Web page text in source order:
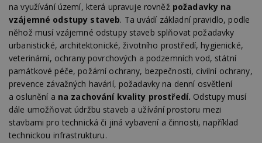
na využívání území, která upravuje rovněž požadavky na
vzájemné odstupy staveb. Ta uvádí základní pravidlo, podle
něhož musí vzájemné odstupy staveb splňovat požadavky
urbanistické, architektonické, životního prostředí, hygienické,
veterinární, ochrany povrchových a podzemních vod, státní
památkové péče, požární ochrany, bezpečnosti, civilní ochrany,
prevence závažných havárií, požadavky na denní osvětlení
a oslunění a na zachování kvality prostředí. Odstupy musí
dále umožňovat údržbu staveb a užívání prostoru mezi
stavbami pro technická či jiná vybavení a činnosti, například
technickou infrastrukturu.